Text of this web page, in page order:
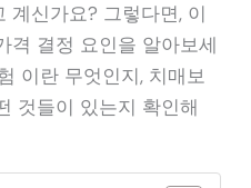
계신가요? 그렇다면, 이
격 결정 요인을 알아보세
이란 무엇인지, 치매보
것들이 있는지 확인해